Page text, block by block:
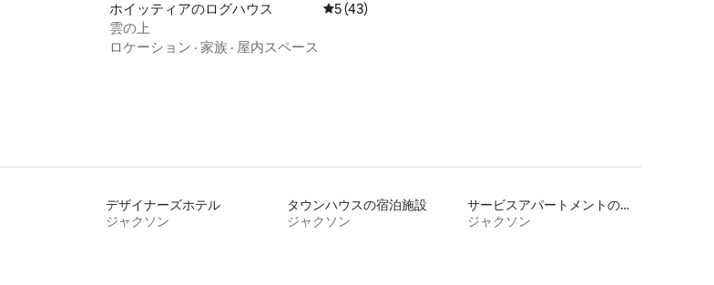
ホイッティアのログハウス レビュー43件、5つ星中5つ星の平均評価
5 (43)
雲の上
ロケーション · 家族 · 屋内スペース
デザイナーズホテル
ジャクソン
タウンハウスの宿泊施設
ジャクソン
サービスアパートメントの宿泊施設
ジャクソン